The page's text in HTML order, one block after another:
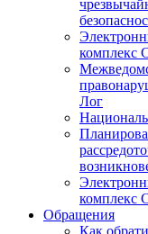
комплекс
Лог
комплекс
Обращения
Как